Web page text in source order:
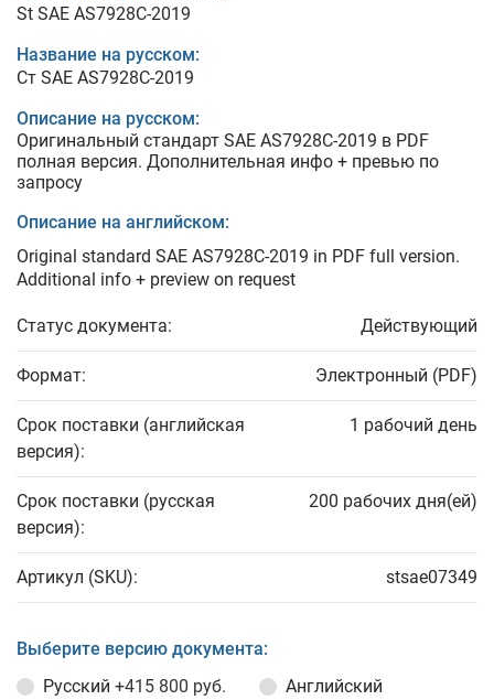
St SAE AS7928C-2019
Название на русском:
Ст SAE AS7928C-2019
Описание на русском:
Оригинальный стандарт SAE AS7928C-2019 в PDF
полная версия. Дополнительная инфо + превью по
запросу
Описание на английском:
Original standard SAE AS7928C-2019 in PDF full version.
Additional info + preview on request
Статус документа: Действующий
Формат: Электронный (PDF)
Срок поставки (английская
версия):
1 рабочий день
Срок поставки (русская
версия):
200 рабочих дня(ей)
Артикул (SKU): stsae07349
Выберите версию документа:
Русский +415 800 руб. Английский